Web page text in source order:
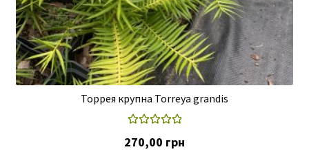
Торрея крупна Torreya grandis
5.00з 5
270,00 грн